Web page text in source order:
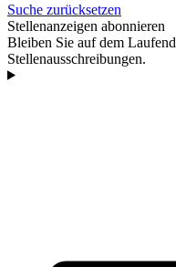
Suche zurücksetzen
Stellenanzeigen abonnieren
Bleiben Sie auf dem
Stellenausschreibungen.